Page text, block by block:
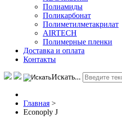
Полиамиды
Поликарбонат
Полиметилметакрилат
AIRTECH
Полимерные пленки
Доставка и оплата
Контакты
Искать...
Главная >
Econoply J